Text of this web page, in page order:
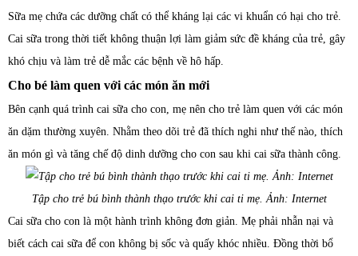
Sữa mẹ chứa các dưỡng chất có thể kháng lại các vi khuẩn có hại cho trẻ.
Cai sữa trong thời tiết không thuận lợi làm giảm sức đề kháng của trẻ, gây
khó chịu và làm trẻ dễ mắc các bệnh về hô hấp.
Cho bé làm quen với các món ăn mới
Bên cạnh quá trình cai sữa cho con, mẹ nên cho trẻ làm quen với các món
ăn dặm thường xuyên. Nhằm theo dõi trẻ đã thích nghi như thế nào, thích
ăn món gì và tăng chế độ dinh dưỡng cho con sau khi cai sữa thành công.
Tập cho trẻ bú bình thành thạo trước khi cai ti mẹ. Ảnh: Internet
Cai sữa cho con là một hành trình không đơn giản. Mẹ phải nhẫn nại và
biết cách cai sữa để con không bị sốc và quấy khóc nhiều. Đồng thời bổ